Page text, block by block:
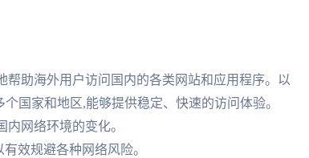
助海外用户访问国内的各类网站和应用程序。以
国家和地区,能够提供稳定、快速的访问体验。
网络环境的变化。
效规避各种网络风险。